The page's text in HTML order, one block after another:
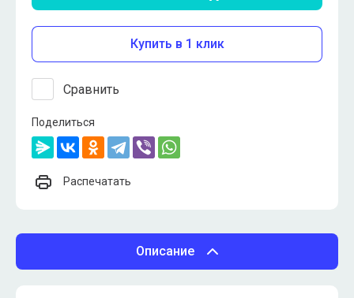
Купить в 1 клик
Сравнить
Поделиться
Распечатать
Описание